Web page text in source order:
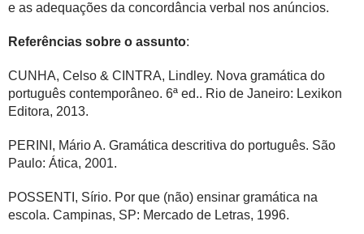
e as adequações da concordância verbal nos anúncios.
Referências sobre o assunto:
CUNHA, Celso & CINTRA, Lindley. Nova gramática do
português contemporâneo. 6ª ed.. Rio de Janeiro: Lexikon
Editora, 2013.
PERINI, Mário A. Gramática descritiva do português. São
Paulo: Ática, 2001.
POSSENTI, Sírio. Por que (não) ensinar gramática na
escola. Campinas, SP: Mercado de Letras, 1996.